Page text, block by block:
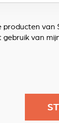
producten van
van